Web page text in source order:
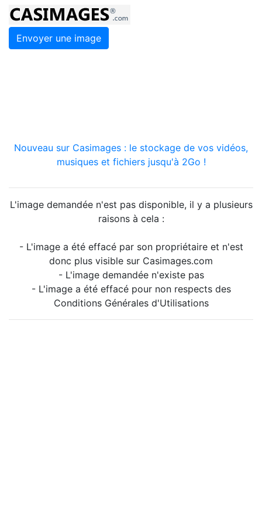
Envoyer une image
Nouveau sur Casimages : le stockage de vos vidéos,
musiques et fichiers jusqu'à 2Go !
L'image demandée n'est pas disponible, il y a plusieurs
raisons à cela :
- L'image a été effacé par son propriétaire et n'est
donc plus visible sur Casimages.com
- L'image demandée n'existe pas
- L'image a été effacé pour non respects des
Conditions Générales d'Utilisations